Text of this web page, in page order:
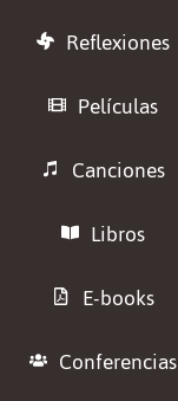
Reflexiones
Películas
Canciones
Libros
E-books
Conferencias